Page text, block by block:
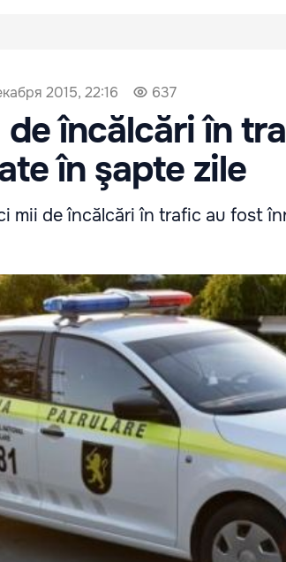
2015, 22:16 637
de încălcări în
în şapte zile
mii de încălcări în trafic au fost